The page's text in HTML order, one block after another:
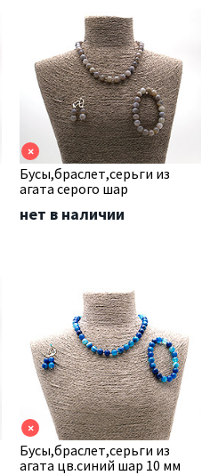
×
Бусы,браслет,серьги из
агата серого шар
нет в наличии
×
Бусы,браслет,серьги из
агата цв.синий шар 10 мм